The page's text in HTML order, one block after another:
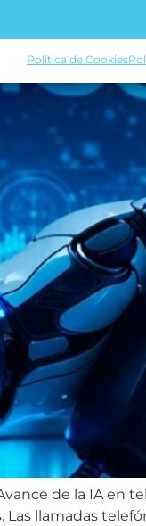
Política de Cookies
de la IA en
llamadas